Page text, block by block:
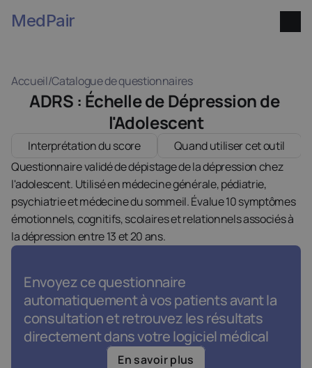
MedPair
Accueil/Catalogue de questionnaires
ADRS : Échelle de Dépression de
l'Adolescent
Interprétation du score
Quand utiliser cet outil
Questionnaire validé de dépistage de la dépression chez
l'adolescent. Utilisé en médecine générale, pédiatrie,
psychiatrie et médecine du sommeil. Évalue 10 symptômes
émotionnels, cognitifs, scolaires et relationnels associés à
la dépression entre 13 et 20 ans.
Envoyez ce questionnaire
automatiquement à vos patients avant la
consultation et retrouvez les résultats
directement dans votre logiciel médical
En savoir plus